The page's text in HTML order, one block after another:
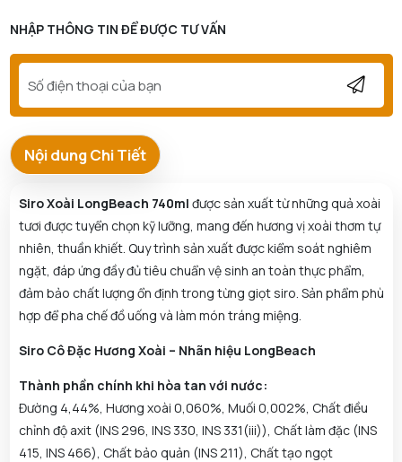
NHẬP THÔNG TIN ĐỂ ĐƯỢC TƯ VẤN
Nội dung Chi Tiết
Siro Xoài LongBeach 740ml được sản xuất từ những quả xoài
tươi được tuyển chọn kỹ lưỡng, mang đến hương vị xoài thơm tự
nhiên, thuần khiết. Quy trình sản xuất được kiểm soát nghiêm
ngặt, đáp ứng đầy đủ tiêu chuẩn vệ sinh an toàn thực phẩm,
đảm bảo chất lượng ổn định trong từng giọt siro. Sản phẩm phù
hợp để pha chế đồ uống và làm món tráng miệng.
Siro Cô Đặc Hương Xoài – Nhãn hiệu LongBeach
Thành phần chính khi hòa tan với nước:
Đường 4,44%, Hương xoài 0,060%, Muối 0,002%, Chất điều
chỉnh độ axit (INS 296, INS 330, INS 331(iii)), Chất làm đặc (INS
415, INS 466), Chất bảo quản (INS 211), Chất tạo ngọt